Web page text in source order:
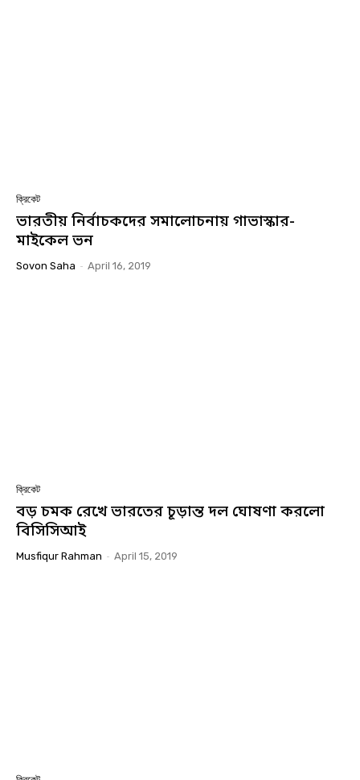
ক্রিকেট
ভারতীয় নির্বাচকদের সমালোচনায় গাভাস্কার-
মাইকেল ভন
Sovon Saha - April 16, 2019
ক্রিকেট
বড় চমক রেখে ভারতের চূড়ান্ত দল ঘোষণা করলো
বিসিসিআই
Musfiqur Rahman - April 15, 2019